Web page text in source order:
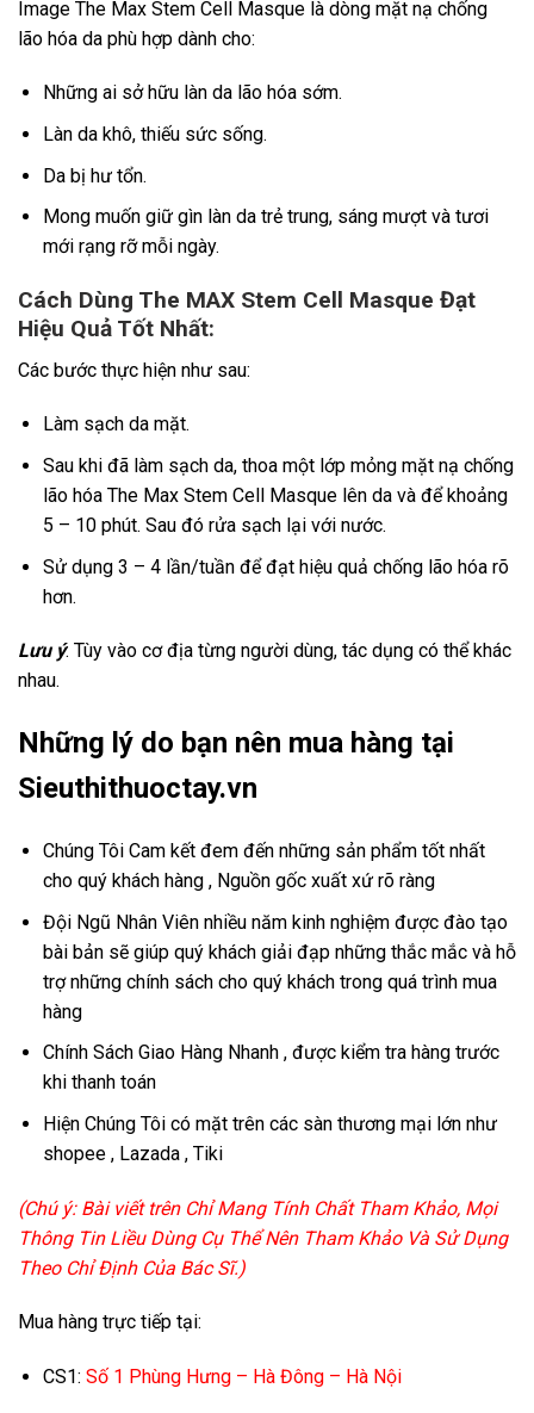
Image The Max Stem Cell Masque là dòng mặt nạ chống
lão hóa da phù hợp dành cho:
Những ai sở hữu làn da lão hóa sớm.
Làn da khô, thiếu sức sống.
Da bị hư tổn.
Mong muốn giữ gìn làn da trẻ trung, sáng mượt và tươi
mới rạng rỡ mỗi ngày.
Cách Dùng The MAX Stem Cell Masque Đạt
Hiệu Quả Tốt Nhất:
Các bước thực hiện như sau:
Làm sạch da mặt.
Sau khi đã làm sạch da, thoa một lớp mỏng mặt nạ chống
lão hóa The Max Stem Cell Masque lên da và để khoảng
5 – 10 phút. Sau đó rửa sạch lại với nước.
Sử dụng 3 – 4 lần/tuần để đạt hiệu quả chống lão hóa rõ
hơn.
Lưu ý: Tùy vào cơ địa từng người dùng, tác dụng có thể khác
nhau.
Những lý do bạn nên mua hàng tại
Sieuthithuoctay.vn
Chúng Tôi Cam kết đem đến những sản phẩm tốt nhất
cho quý khách hàng , Nguồn gốc xuất xứ rõ ràng
Đội Ngũ Nhân Viên nhiều năm kinh nghiệm được đào tạo
bài bản sẽ giúp quý khách giải đạp những thắc mắc và hỗ
trợ những chính sách cho quý khách trong quá trình mua
hàng
Chính Sách Giao Hàng Nhanh , được kiểm tra hàng trước
khi thanh toán
Hiện Chúng Tôi có mặt trên các sàn thương mại lớn như
shopee , Lazada , Tiki
(Chú ý: Bài viết trên Chỉ Mang Tính Chất Tham Khảo, Mọi
Thông Tin Liều Dùng Cụ Thể Nên Tham Khảo Và Sử Dụng
Theo Chỉ Định Của Bác Sĩ.)
Mua hàng trực tiếp tại:
CS1: Số 1 Phùng Hưng – Hà Đông – Hà Nội